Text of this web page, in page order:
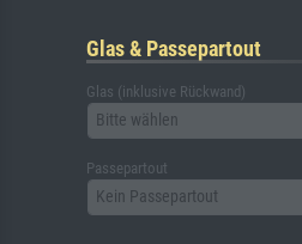
Glas & Passepartout
Glas (inklusive Rückwand)
Bitte wählen
Passepartout
Kein Passepartout